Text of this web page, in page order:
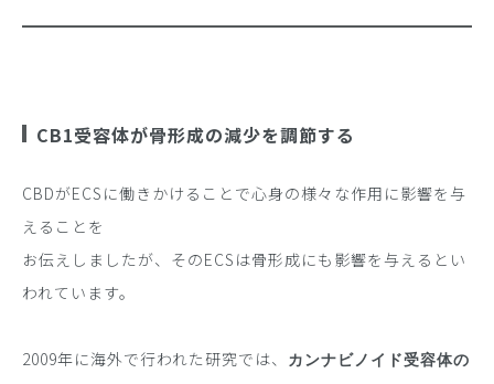
CB1受容体が骨形成の減少を調節する
CBDがECSに働きかけることで心身の様々な作用に影響を与
えることを
お伝えしましたが、そのECSは骨形成にも影響を与えるとい
われています。
2009年に海外で行われた研究では、
カンナビノイド受容体の